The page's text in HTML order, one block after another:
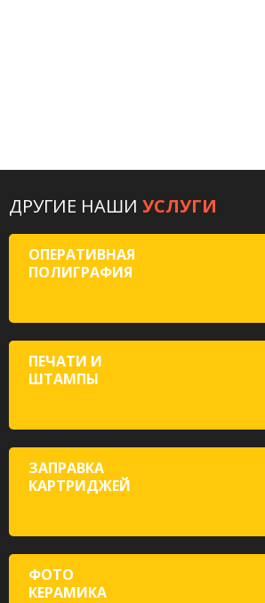
ДРУГИЕ НАШИ УСЛУГИ
ОПЕРАТИВНАЯ
ПОЛИГРАФИЯ
ПЕЧАТИ И
ШТАМПЫ
ЗАПРАВКА
КАРТРИДЖЕЙ
ФОТО
КЕРАМИКА